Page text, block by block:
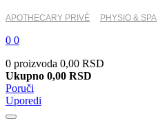
APOTHECARY PRIVÉ PHYSIO & SPA
0 0
0 proizvoda 0,00 RSD
Ukupno 0,00 RSD
Poruči
Uporedi